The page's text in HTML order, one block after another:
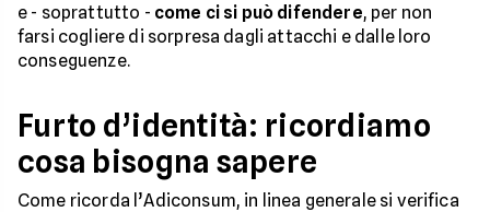
e - soprattutto - come ci si può difendere, per non
farsi cogliere di sorpresa dagli attacchi e dalle loro
conseguenze.
Furto d’identità: ricordiamo
cosa bisogna sapere
Come ricorda l’Adiconsum, in linea generale si verifica